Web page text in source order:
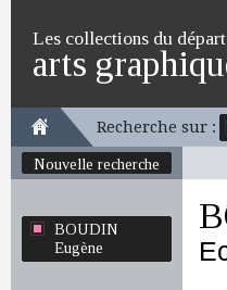
Les collections du
arts
Recherche sur :
Nouvelle recherche
BOUDIN
Eugène